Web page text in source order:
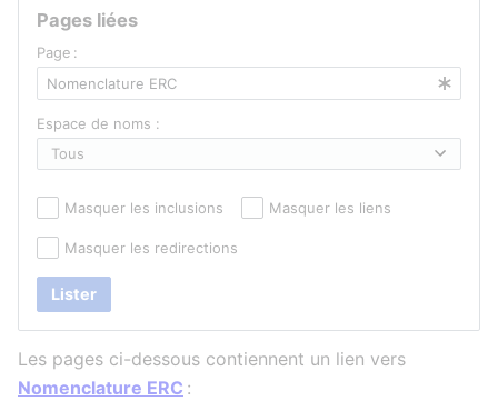
Pages liées
Page :
Espace de noms :
Masquer les inclusions Masquer les liens
Masquer les redirections
Lister
Les pages ci-dessous contiennent un lien vers
Nomenclature ERC :